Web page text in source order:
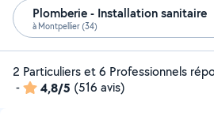
Plomberie - Installation sanitaire
à Montpellier (34)
2 Particuliers et 6 Professionnels
-
4,8/5 (516 avis)